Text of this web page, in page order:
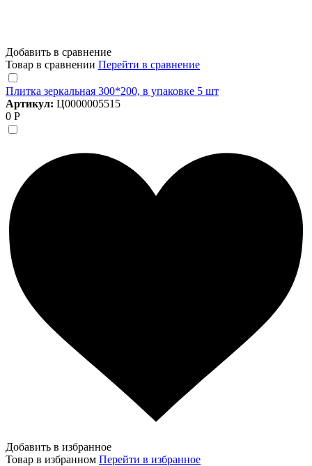
Добавить в сравнение
Товар в сравнении Перейти в сравнение
Плитка зеркальная 300*200, в упаковке 5 шт
Артикул: Ц0000005515
0 Р
Добавить в избранное
Товар в избранном Перейти в избранное